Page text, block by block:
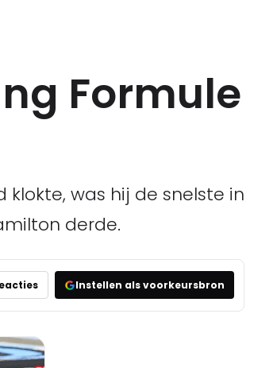
Formule
was hij de snelste in
derde.
Instellen als voorkeursbron